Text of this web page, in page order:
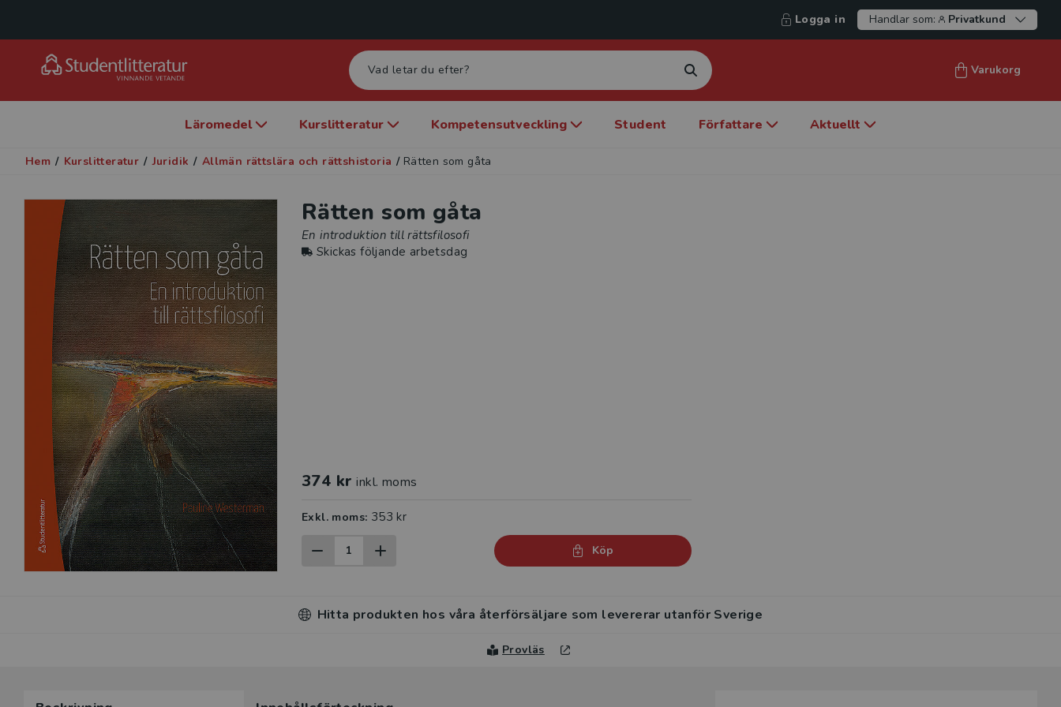
Logga in Handlar som: Privatkund
Varukorg
Läromedel Kurslitteratur Kompetensutveckling Student Författare Aktuellt
Hem / Kurslitteratur / Juridik / Allmän rättslära och rättshistoria / Rätten som gåta
Rätten som gåta
En introduktion till rättsfilosofi
Skickas följande arbetsdag
374 kr inkl. moms
Exkl. moms: 353 kr
Köp
Hitta produkten hos våra återförsäljare som levererar utanför Sverige
Provläs